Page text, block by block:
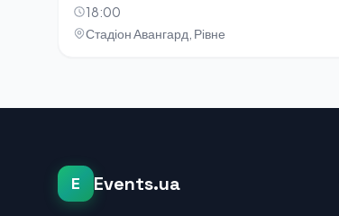
18:00
Стадіон Авангард, Рівне
E Events.ua